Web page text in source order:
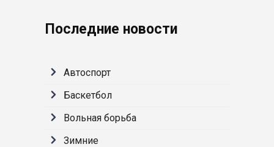
Последние новости
Автоспорт
Баскетбол
Вольная борьба
Зимние